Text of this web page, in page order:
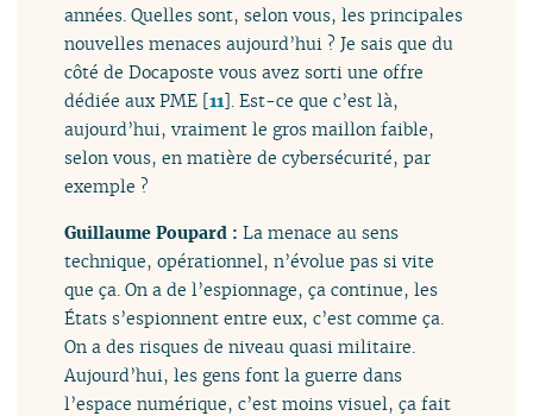
années. Quelles sont, selon vous, les principales
nouvelles menaces aujourd’hui ? Je sais que du
côté de Docaposte vous avez sorti une offre
dédiée aux PME [11]. Est-ce que c’est là,
aujourd’hui, vraiment le gros maillon faible,
selon vous, en matière de cybersécurité, par
exemple ?
Guillaume Poupard :La menace au sens
technique, opérationnel, n’évolue pas si vite
que ça. On a de l’espionnage, ça continue, les
États s’espionnent entre eux, c’est comme ça.
On a des risques de niveau quasi militaire.
Aujourd’hui, les gens font la guerre dans
l’espace numérique, c’est moins visuel, ça fait